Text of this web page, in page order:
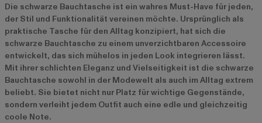
Die schwarze Bauchtasche ist ein wahres Must-Have für jeden,
der Stil und Funktionalität vereinen möchte. Ursprünglich als
praktische Tasche für den Alltag konzipiert, hat sich die
schwarze Bauchtasche zu einem unverzichtbaren Accessoire
entwickelt, das sich mühelos in jeden Look integrieren lässt.
Mit ihrer schlichten Eleganz und Vielseitigkeit ist die schwarze
Bauchtasche sowohl in der Modewelt als auch im Alltag extrem
beliebt. Sie bietet nicht nur Platz für wichtige Gegenstände,
sondern verleiht jedem Outfit auch eine edle und gleichzeitig
coole Note.